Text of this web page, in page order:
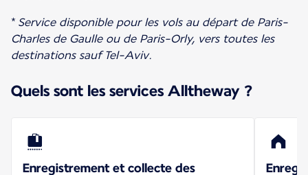
* Service disponible pour les vols au départ de Paris-
Charles de Gaulle ou de Paris-Orly, vers toutes les
destinations sauf Tel-Aviv.
Quels sont les services Alltheway ?
Enregistrement et collecte des